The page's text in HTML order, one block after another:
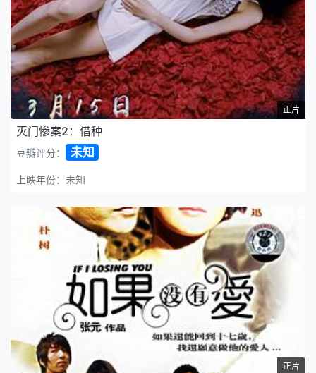
正片
灭门惨案2：借种
豆瓣评分： 未知
上映年份：未知
正片